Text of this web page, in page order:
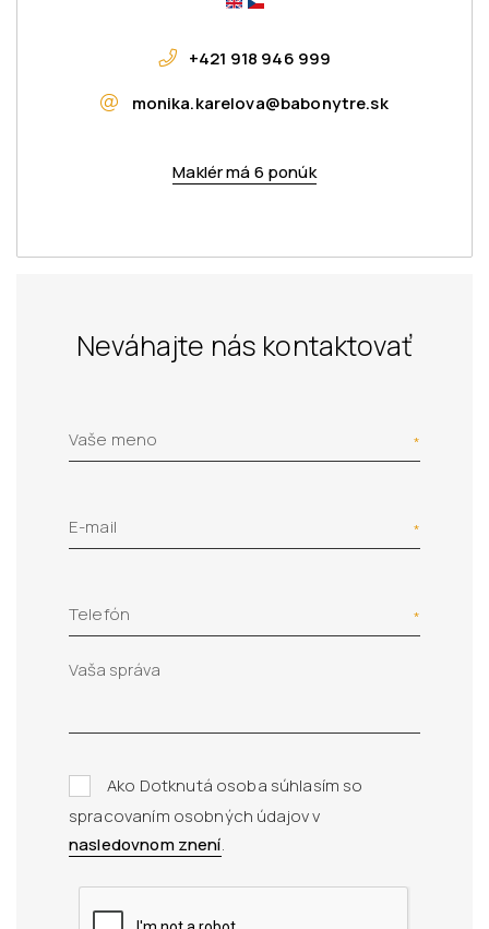
+421 918 946 999
monika.karelova@babonytre.sk
Maklér má 6 ponúk
Neváhajte nás kontaktovať
Vaše meno
E-mail
Telefón
Ako Dotknutá osoba súhlasím so
spracovaním osobných údajov v
nasledovnom znení.